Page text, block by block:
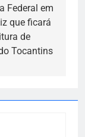
Federal em
que ficará
de
Tocantins